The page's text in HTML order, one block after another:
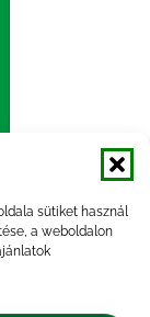
sütiket használ
a weboldalon